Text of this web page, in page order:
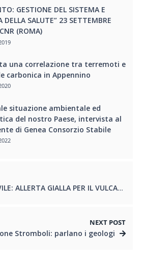
GESTIONE DEL SISTEMA E
DELLA SALUTE” 23 SETTEMBRE
(ROMA)
una correlazione tra terremoti e
carbonica in Appennino
situazione ambientale ed
del nostro Paese, intervista al
di Genea Consorzio Stabile
GIALLA PER IL VULCANO STROMBOLI
NEXT POST
Stromboli: parlano i geologi